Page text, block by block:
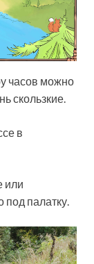
часов можно
скользкие.
в
или
под палатку.